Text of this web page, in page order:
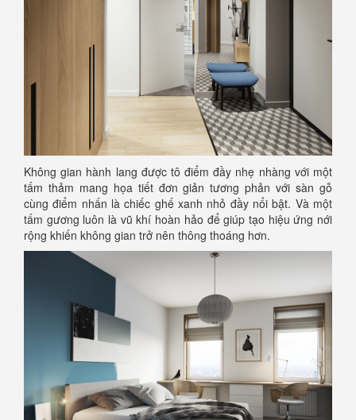
Không gian hành lang được tô điểm đầy nhẹ nhàng với một
tấm thảm mang họa tiết đơn giản tương phản với sàn gỗ
cùng điểm nhấn là chiếc ghế xanh nhỏ đầy nổi bật. Và một
tấm gương luôn là vũ khí hoàn hảo để giúp tạo hiệu ứng nới
rộng khiến không gian trở nên thông thoáng hơn.